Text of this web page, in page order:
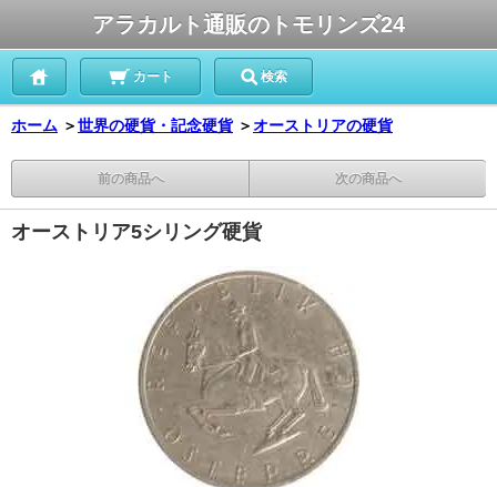
アラカルト通販のトモリンズ24
カート 検索
ホーム ＞世界の硬貨・記念硬貨 ＞オーストリアの硬貨
前の商品へ 次の商品へ
オーストリア5シリング硬貨